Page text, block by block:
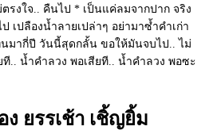
รงใจ.. คืนไป * เป็นแค่ลมจากปาก จริง
เปลืองน้ำลายเปล่าๆ อย่ามาซ้ำคำเก่า
นมากี่ปี วันนี้สุดกลั้น ขอให้มันจบไป.. ไม่
ที.. น้ำคำลวง พอเสียที.. น้ำคำลวง พอซะ
ยรรเช้า เชิ้ญยิ้ม